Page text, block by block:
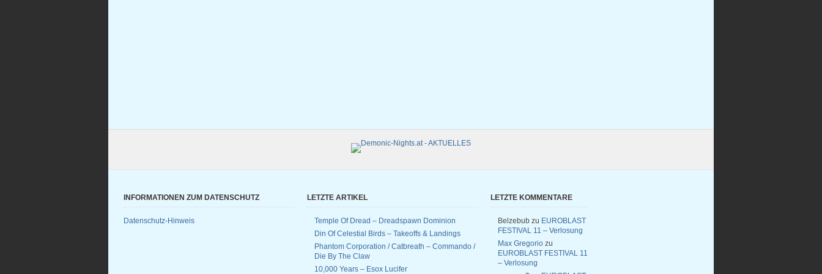
INFORMATIONEN ZUM DATENSCHUTZ
Datenschutz-Hinweis
LETZTE ARTIKEL
Temple Of Dread – Dreadspawn Dominion
Din Of Celestial Birds – Takeoffs & Landings
Phantom Corporation / Catbreath – Commando /
Die By The Claw
10,000 Years – Esox Lucifer
LETZTE KOMMENTARE
Belzebub zu EUROBLAST
FESTIVAL 11 – Verlosung
Max Gregorio zu
EUROBLAST FESTIVAL 11
– Verlosung